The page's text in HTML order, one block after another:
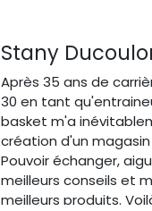
Stany
Après 35 ans de
30 en tant
basket m'a
création d'un
Pouvoir échanger,
meilleurs conseils et
meilleurs produits.